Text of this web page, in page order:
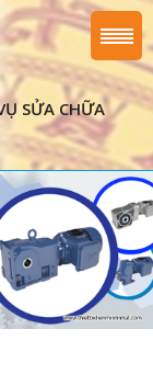
SỬA CHỮA